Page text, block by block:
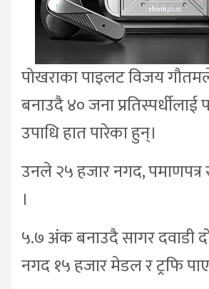
पोखराका पाइलट विजय
बनाउदै ४० जना प्रतिस्पर्धीलाई
उपाधि हात पारेका हुन्।
उनले २५ हजार नगद, पमाणपत्र
।
५.७ अंक बनाउदै सागर दवाडी
नगद १५ हजार मेडल र ट्रफि